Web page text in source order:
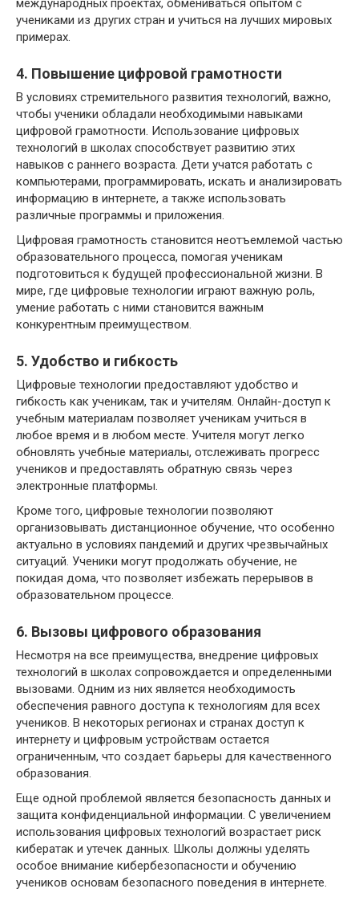
учениками из других стран и учиться на лучших мировых
примерах.
4. Повышение цифровой грамотности
В условиях стремительного развития технологий, важно,
чтобы ученики обладали необходимыми навыками
цифровой грамотности. Использование цифровых
технологий в школах способствует развитию этих
навыков с раннего возраста. Дети учатся работать с
компьютерами, программировать, искать и анализировать
информацию в интернете, а также использовать
различные программы и приложения.
Цифровая грамотность становится неотъемлемой частью
образовательного процесса, помогая ученикам
подготовиться к будущей профессиональной жизни. В
мире, где цифровые технологии играют важную роль,
умение работать с ними становится важным
конкурентным преимуществом.
5. Удобство и гибкость
Цифровые технологии предоставляют удобство и
гибкость как ученикам, так и учителям. Онлайн-доступ к
учебным материалам позволяет ученикам учиться в
любое время и в любом месте. Учителя могут легко
обновлять учебные материалы, отслеживать прогресс
учеников и предоставлять обратную связь через
электронные платформы.
Кроме того, цифровые технологии позволяют
организовывать дистанционное обучение, что особенно
актуально в условиях пандемий и других чрезвычайных
ситуаций. Ученики могут продолжать обучение, не
покидая дома, что позволяет избежать перерывов в
образовательном процессе.
6. Вызовы цифрового образования
Несмотря на все преимущества, внедрение цифровых
технологий в школах сопровождается и определенными
вызовами. Одним из них является необходимость
обеспечения равного доступа к технологиям для всех
учеников. В некоторых регионах и странах доступ к
интернету и цифровым устройствам остается
ограниченным, что создает барьеры для качественного
образования.
Еще одной проблемой является безопасность данных и
защита конфиденциальной информации. С увеличением
использования цифровых технологий возрастает риск
кибератак и утечек данных. Школы должны уделять
особое внимание кибербезопасности и обучению
учеников основам безопасного поведения в интернете.